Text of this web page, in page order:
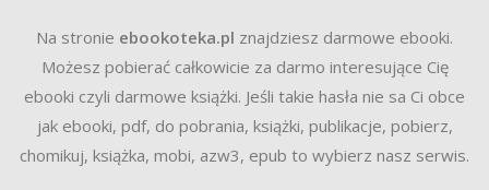
Na stronie ebookoteka.pl znajdziesz darmowe ebooki.
Możesz pobierać całkowicie za darmo interesujące Cię
ebooki czyli darmowe książki. Jeśli takie hasła nie sa Ci obce
jak ebooki, pdf, do pobrania, książki, publikacje, pobierz,
chomikuj, książka, mobi, azw3, epub to wybierz nasz serwis.